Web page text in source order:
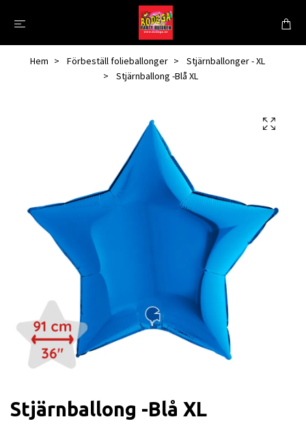
Hem Förbeställ folieballonger
Stjärnballonger - XL
Stjärnballong -Blå XL
Stjärnballong -Blå XL